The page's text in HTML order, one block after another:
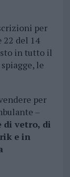
per
22 del 14
in tutto il
le
per
–
di vetro, di
e in